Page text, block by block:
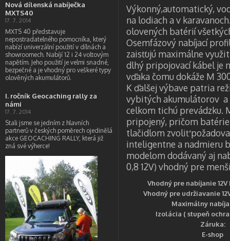
Výkonný,automatický,
na lodiach a v
olovených batérií
Osemfázový nabíjací
zaisťujú maximálne
dlhý pripojovací kábel je
vďaka čomu dokáže M
K ďalšej výbave patria
vybitých akumulátorov
celkom tichú prevádzku.
pripojený, pričom batérie
tlačidlom zvoliť
inteligentne a nadmieru
modelom dodávaný aj
0,8 12V) vhodný pre
Vhodný pre nabíjanie
Vhodný pre udržiavanie
Maximálny
Izolácia ( stupeň
Záruka:
E-shop
Nová dílenská nabíječka
MXTS40
17. 7. 2014
MXTS 40 představuje
nepostradatelného pomocníka, který
nabízí univerzální použití v dílnách a
showroomech. Nabíjí 12 i 24 voltovým
napětím. Jeho použití je velmi snadné,
bezpečné a je vhodný pro veškeré typy
olověných akumulátorů.
I. ročník Geocaching rally za
námi
17. 7. 2014
Stali jsme se jedním z hlavních
partnerů v českých poměrech ojedinělá
akce GEOCACHING RALLY, která již
zná své výherce!